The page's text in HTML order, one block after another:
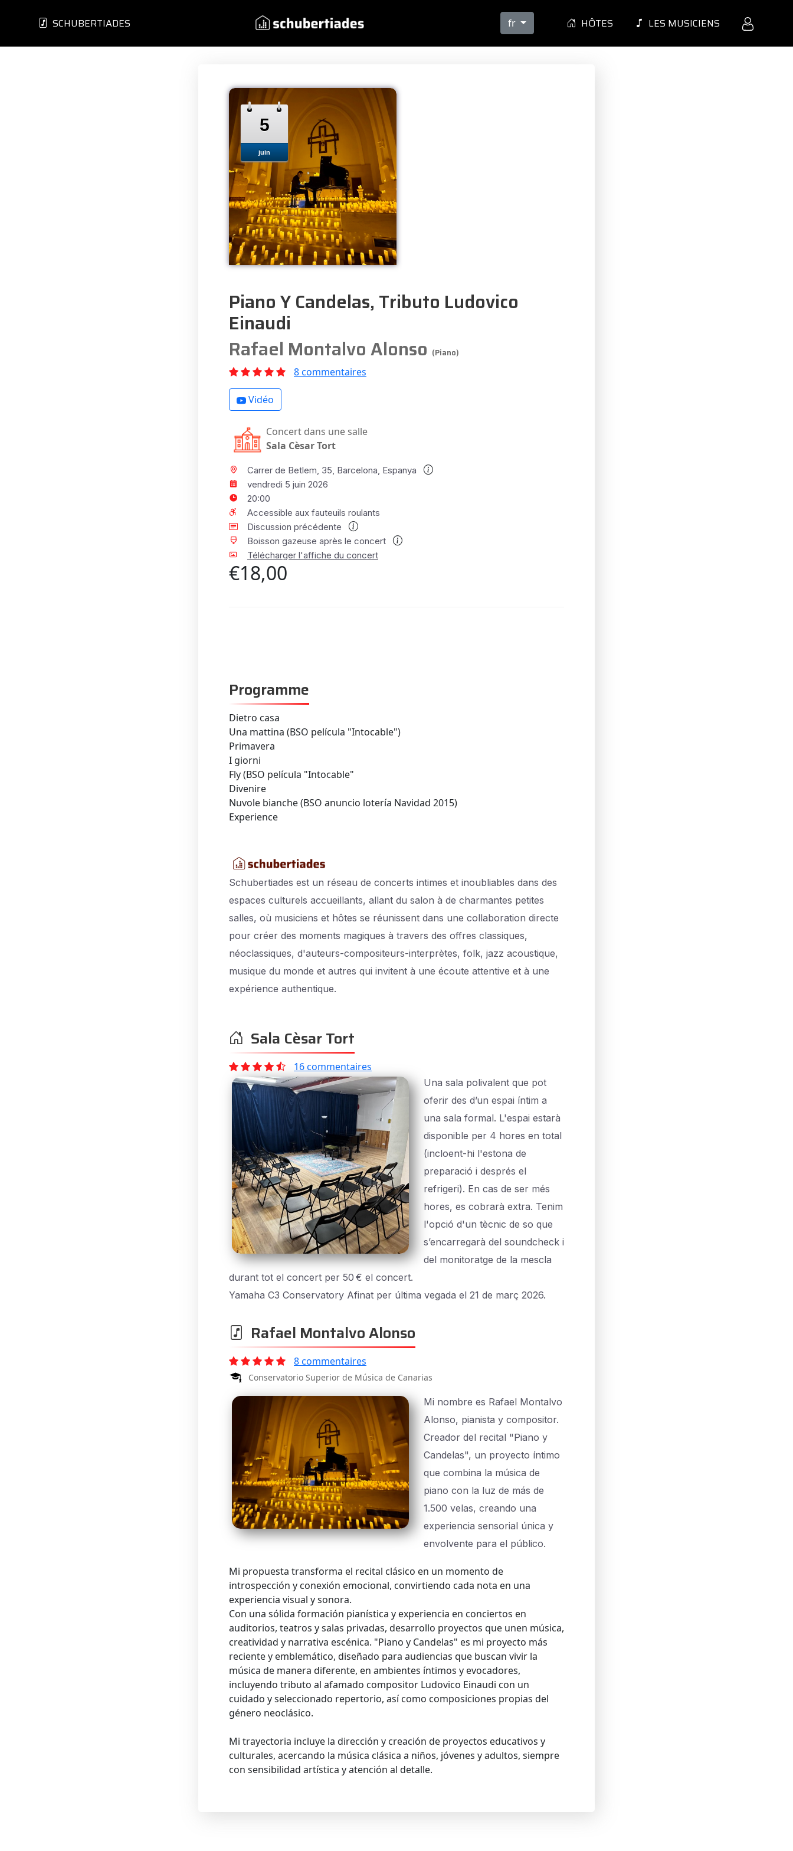
SCHUBERTIADES fr HÔTES LES MUSICIENS
5
juin
Piano Y Candelas, Tributo Ludovico
Einaudi
Rafael Montalvo Alonso (Piano)
8 commentaires
Vidéo
Concert dans une salle
Sala Cèsar Tort
Carrer de Betlem, 35, Barcelona, Espanya
vendredi 5 juin 2026
20:00
Accessible aux fauteuils roulants
Discussion précédente
Boisson gazeuse après le concert
Télécharger l'affiche du concert
€18,00
Programme
Dietro casa
Una mattina (BSO película "Intocable")
Primavera
I giorni
Fly (BSO película "Intocable"
Divenire
Nuvole bianche (BSO anuncio lotería Navidad 2015)
Experience
Schubertiades est un réseau de concerts intimes et inoubliables dans des
espaces culturels accueillants, allant du salon à de charmantes petites
salles, où musiciens et hôtes se réunissent dans une collaboration directe
pour créer des moments magiques à travers des offres classiques,
néoclassiques, d'auteurs-compositeurs-interprètes, folk, jazz acoustique,
musique du monde et autres qui invitent à une écoute attentive et à une
expérience authentique.
Sala Cèsar Tort
16 commentaires
Una sala polivalent que pot
oferir des d’un espai íntim a
una sala formal. L'espai estarà
disponible per 4 hores en total
(incloent-hi l'estona de
preparació i després el
refrigeri). En cas de ser més
hores, es cobrarà extra. Tenim
l'opció d'un tècnic de so que
s’encarregarà del soundcheck i
del monitoratge de la mescla
durant tot el concert per 50 € el concert.
Yamaha C3 Conservatory Afinat per última vegada el 21 de març 2026.
Rafael Montalvo Alonso
8 commentaires
Conservatorio Superior de Música de Canarias
Mi nombre es Rafael Montalvo
Alonso, pianista y compositor.
Creador del recital "Piano y
Candelas", un proyecto íntimo
que combina la música de
piano con la luz de más de
1.500 velas, creando una
experiencia sensorial única y
envolvente para el público.
Mi propuesta transforma el recital clásico en un momento de
introspección y conexión emocional, convirtiendo cada nota en una
experiencia visual y sonora.
Con una sólida formación pianística y experiencia en conciertos en
auditorios, teatros y salas privadas, desarrollo proyectos que unen música,
creatividad y narrativa escénica. "Piano y Candelas" es mi proyecto más
reciente y emblemático, diseñado para audiencias que buscan vivir la
música de manera diferente, en ambientes íntimos y evocadores,
incluyendo tributo al afamado compositor Ludovico Einaudi con un
cuidado y seleccionado repertorio, así como composiciones propias del
género neoclásico.
Mi trayectoria incluye la dirección y creación de proyectos educativos y
culturales, acercando la música clásica a niños, jóvenes y adultos, siempre
con sensibilidad artística y atención al detalle.